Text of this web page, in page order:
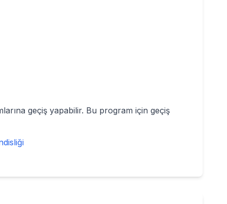
geçiş yapabilir. Bu program için geçiş